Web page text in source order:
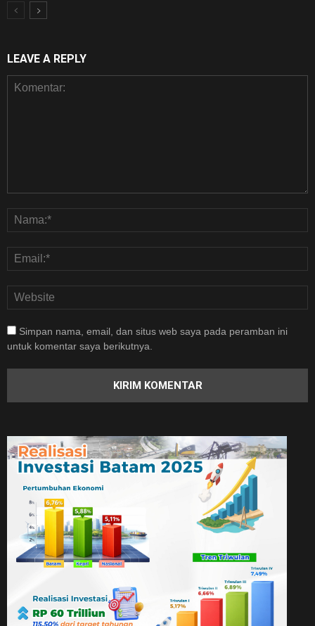
LEAVE A REPLY
Simpan nama, email, dan situs web saya pada peramban ini
untuk komentar saya berikutnya.